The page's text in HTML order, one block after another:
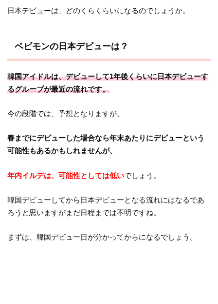
日本デビューは、どのくらくらいになるのでしょうか。
ベビモンの日本デビューは？
韓国アイドルは、デビューして1年後くらいに日本デビューす
るグループが最近の流れです。
今の段階では、予想となりますが、
春までにデビューした場合なら年末あたりにデビューという
可能性もあるかもしれませんが、
年内イルデは、可能性としては低いでしょう。
韓国デビューしてから日本デビューとなる流れにはなるであ
ろうと思いますがまだ日程までは不明ですね。
まずは、韓国デビュー日が分かってからになるでしょう。